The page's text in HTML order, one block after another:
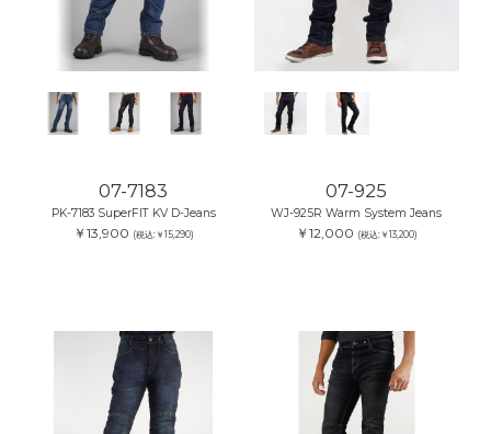
07-7183
PK-7183 SuperFIT KV D-Jeans
￥13,900 (税込:￥15,290)
07-925
WJ-925R Warm System Jeans
￥12,000 (税込:￥13,200)